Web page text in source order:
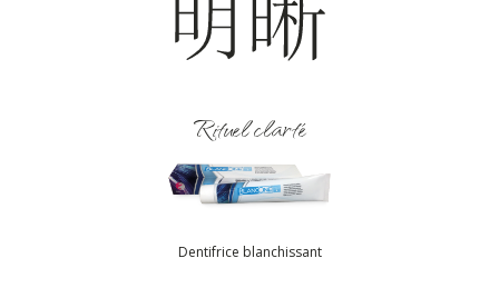
Rituel clarté
Dentifrice blanchissant